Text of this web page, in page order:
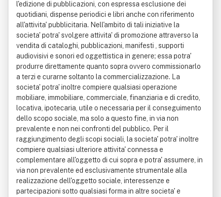
l'edizione di pubblicazioni, con espressa esclusione dei
quotidiani, dispense periodici e libri anche con riferimento
all'attivita' pubblicitaria. Nell'ambito di tali iniziative la
societa' potra' svolgere attivita' di promozione attraverso la
vendita di cataloghi, pubblicazioni, manifesti , supporti
audiovisivi e sonori ed oggettistica in genere; essa potra'
produrre direttamente quanto sopra ovvero commissionarlo
a terzi e curarne soltanto la commercializzazione. La
societa' potra' inoltre compiere qualsiasi operazione
mobiliare, immobiliare, commerciale, finanziaria e di credito,
locativa, ipotecaria, utile o necessaria per il conseguimento
dello scopo sociale, ma solo a questo fine, in via non
prevalente e non nei confronti del pubblico. Per il
raggiungimento degli scopi sociali, la societa' potra' inoltre
compiere qualsiasi ulteriore attivita' connessa e
complementare all'oggetto di cui sopra e potra' assumere, in
via non prevalente ed esclusivamente strumentale alla
realizzazione dell'oggetto sociale, interessenze e
partecipazioni sotto qualsiasi forma in altre societa' e